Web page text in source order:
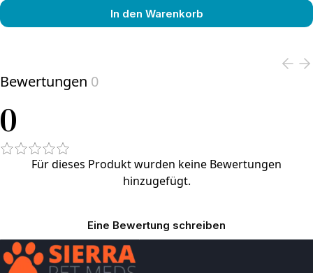
In den Warenkorb
Bewertungen 0
0
Für dieses Produkt wurden keine Bewertungen
hinzugefügt.
Eine Bewertung schreiben